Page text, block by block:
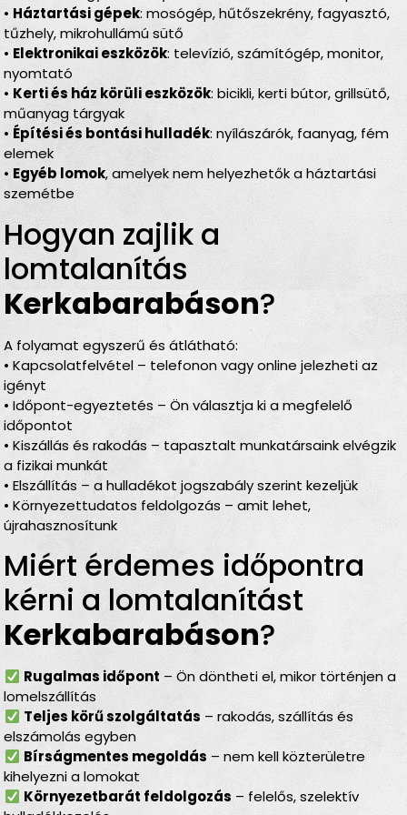
• Háztartási gépek: mosógép, hűtőszekrény, fagyasztó,
tűzhely, mikrohullámú sütő
• Elektronikai eszközök: televízió, számítógép, monitor,
nyomtató
• Kerti és ház körüli eszközök: bicikli, kerti bútor, grillsütő,
műanyag tárgyak
• Építési és bontási hulladék: nyílászárók, faanyag, fém
elemek
• Egyéb lomok, amelyek nem helyezhetők a háztartási
szemétbe
Hogyan zajlik a
lomtalanítás
Kerkabarabáson?
A folyamat egyszerű és átlátható:
• Kapcsolatfelvétel – telefonon vagy online jelezheti az
igényt
• Időpont-egyeztetés – Ön választja ki a megfelelő
időpontot
• Kiszállás és rakodás – tapasztalt munkatársaink elvégzik
a fizikai munkát
• Elszállítás – a hulladékot jogszabály szerint kezeljük
• Környezettudatos feldolgozás – amit lehet,
újrahasznosítunk
Miért érdemes időpontra
kérni a lomtalanítást
Kerkabarabáson?
Rugalmas időpont – Ön döntheti el, mikor történjen a
lomelszállítás
Teljes körű szolgáltatás – rakodás, szállítás és
elszámolás egyben
Bírságmentes megoldás – nem kell közterületre
kihelyezni a lomokat
Környezetbarát feldolgozás – felelős, szelektív